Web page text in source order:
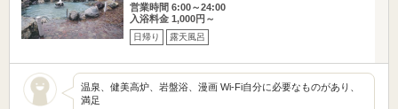
営業時間 6:00～24:00
入浴料金 1,000円～
日帰り 露天風呂
温泉、健美高炉、岩盤浴、漫画 Wi-Fi自分に必要なものがあり、
満足